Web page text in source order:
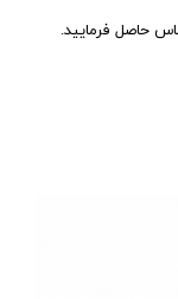
حاصل فرمایید.